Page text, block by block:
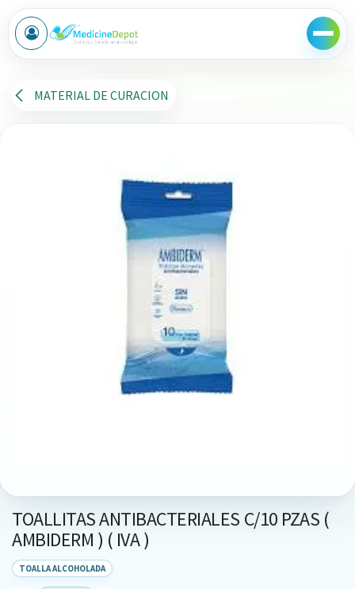
Ir al contenido
MATERIAL DE CURACION
TOALLITAS ANTIBACTERIALES C/10 PZAS (
AMBIDERM ) ( IVA )
TOALLA ALCOHOLADA